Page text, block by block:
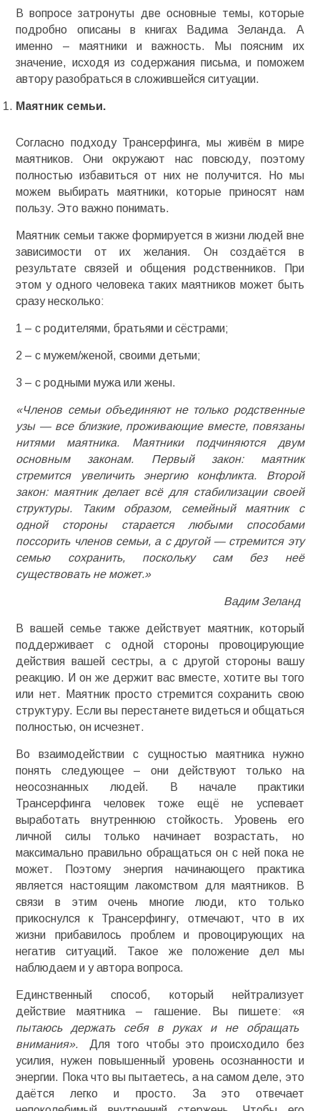
В вопросе затронуты две основные темы, которые
подробно описаны в книгах Вадима Зеланда. А
именно – маятники и важность. Мы поясним их
значение, исходя из содержания письма, и поможем
автору разобраться в сложившейся ситуации.
Маятник семьи.
Согласно подходу Трансерфинга, мы живём в мире
маятников. Они окружают нас повсюду, поэтому
полностью избавиться от них не получится. Но мы
можем выбирать маятники, которые приносят нам
пользу. Это важно понимать.
Маятник семьи также формируется в жизни людей вне
зависимости от их желания. Он создаётся в
результате связей и общения родственников. При
этом у одного человека таких маятников может быть
сразу несколько:
1 – с родителями, братьями и сёстрами;
2 – с мужем/женой, своими детьми;
3 – с родными мужа или жены.
«Членов семьи объединяют не только родственные
узы — все близкие, проживающие вместе, повязаны
нитями маятника. Маятники подчиняются двум
основным законам. Первый закон: маятник
стремится увеличить энергию конфликта. Второй
закон: маятник делает всё для стабилизации своей
структуры. Таким образом, семейный маятник с
одной стороны старается любыми способами
поссорить членов семьи, а с другой — стремится эту
семью сохранить, поскольку сам без неё
существовать не может.»
Вадим Зеланд
В вашей семье также действует маятник, который
поддерживает с одной стороны провоцирующие
действия вашей сестры, а с другой стороны вашу
реакцию. И он же держит вас вместе, хотите вы того
или нет. Маятник просто стремится сохранить свою
структуру. Если вы перестанете видеться и общаться
полностью, он исчезнет.
Во взаимодействии с сущностью маятника нужно
понять следующее – они действуют только на
неосознанных людей. В начале практики
Трансерфинга человек тоже ещё не успевает
выработать внутреннюю стойкость. Уровень его
личной силы только начинает возрастать, но
максимально правильно обращаться он с ней пока не
может. Поэтому энергия начинающего практика
является настоящим лакомством для маятников. В
связи в этим очень многие люди, кто только
прикоснулся к Трансерфингу, отмечают, что в их
жизни прибавилось проблем и провоцирующих на
негатив ситуаций. Такое же положение дел мы
наблюдаем и у автора вопроса.
Единственный способ, который нейтрализует
действие маятника – гашение. Вы пишете: «я
пытаюсь держать себя в руках и не обращать
внимания».
Для того чтобы это происходило без
усилия, нужен повышенный уровень осознанности и
энергии. Пока что вы пытаетесь, а на самом деле, это
даётся легко и просто. За это отвечает